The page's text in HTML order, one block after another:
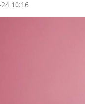
10:16